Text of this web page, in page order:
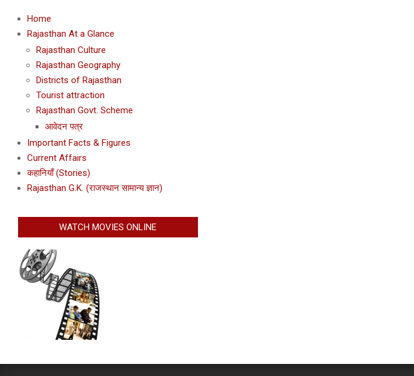
Home
Rajasthan At a Glance
Rajasthan Culture
Rajasthan Geography
Districts of Rajasthan
Tourist attraction
Rajasthan Govt. Scheme
आवेदन पत्र
Important Facts & Figures
Current Affairs
कहानियाँ (Stories)
Rajasthan G.K. (राजस्थान सामान्य ज्ञान)
WATCH MOVIES ONLINE